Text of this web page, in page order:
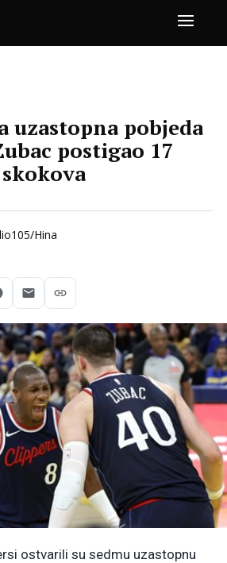
uzastopna pobjeda
postigao 17
Hina
ostvarili su sedmu uzastopnu